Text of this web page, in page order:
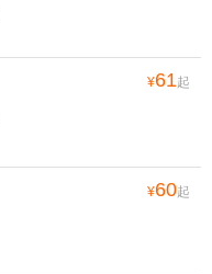
¥61起
¥60起